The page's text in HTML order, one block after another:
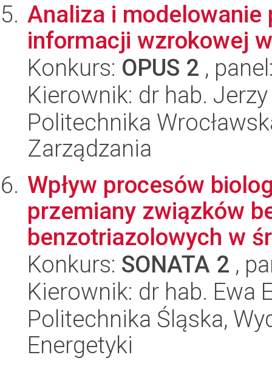
Analiza i
informacji wzrokowej
Konkurs: OPUS 2 ,
Kierownik: dr hab.
Politechnika
Zarządzania
Wpływ procesów
przemiany związków
benzotriazolowych w
Konkurs: SONATA 2 ,
Kierownik: dr hab. Ewa
Politechnika Śląska,
Energetyki